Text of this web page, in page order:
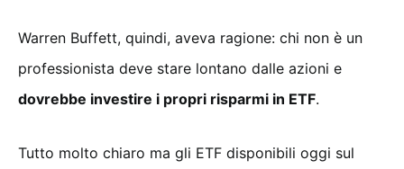
Warren Buffett, quindi, aveva ragione: chi non è un
professionista deve stare lontano dalle azioni e
dovrebbe investire i propri risparmi in ETF.
Tutto molto chiaro ma gli ETF disponibili oggi sul